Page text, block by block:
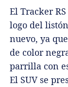
El Tracker
logo del
nuevo, ya
de color
parrilla con
El SUV se